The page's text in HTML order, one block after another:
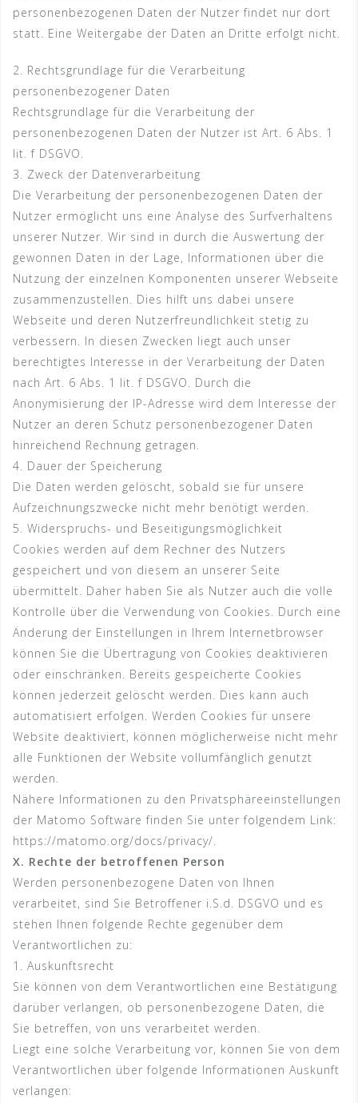
personenbezogenen Daten der Nutzer findet nur dort
statt. Eine Weitergabe der Daten an Dritte erfolgt nicht.
2. Rechtsgrundlage für die Verarbeitung
personenbezogener Daten
Rechtsgrundlage für die Verarbeitung der
personenbezogenen Daten der Nutzer ist Art. 6 Abs. 1
lit. f DSGVO.
3. Zweck der Datenverarbeitung
Die Verarbeitung der personenbezogenen Daten der
Nutzer ermöglicht uns eine Analyse des Surfverhaltens
unserer Nutzer. Wir sind in durch die Auswertung der
gewonnen Daten in der Lage, Informationen über die
Nutzung der einzelnen Komponenten unserer Webseite
zusammenzustellen. Dies hilft uns dabei unsere
Webseite und deren Nutzerfreundlichkeit stetig zu
verbessern. In diesen Zwecken liegt auch unser
berechtigtes Interesse in der Verarbeitung der Daten
nach Art. 6 Abs. 1 lit. f DSGVO. Durch die
Anonymisierung der IP-Adresse wird dem Interesse der
Nutzer an deren Schutz personenbezogener Daten
hinreichend Rechnung getragen.
4. Dauer der Speicherung
Die Daten werden gelöscht, sobald sie für unsere
Aufzeichnungszwecke nicht mehr benötigt werden.
5. Widerspruchs- und Beseitigungsmöglichkeit
Cookies werden auf dem Rechner des Nutzers
gespeichert und von diesem an unserer Seite
übermittelt. Daher haben Sie als Nutzer auch die volle
Kontrolle über die Verwendung von Cookies. Durch eine
Änderung der Einstellungen in Ihrem Internetbrowser
können Sie die Übertragung von Cookies deaktivieren
oder einschränken. Bereits gespeicherte Cookies
können jederzeit gelöscht werden. Dies kann auch
automatisiert erfolgen. Werden Cookies für unsere
Website deaktiviert, können möglicherweise nicht mehr
alle Funktionen der Website vollumfänglich genutzt
werden.
Nähere Informationen zu den Privatsphäreeinstellungen
der Matomo Software finden Sie unter folgendem Link:
https://matomo.org/docs/privacy/.
X. Rechte der betroffenen Person
Werden personenbezogene Daten von Ihnen
verarbeitet, sind Sie Betroffener i.S.d. DSGVO und es
stehen Ihnen folgende Rechte gegenüber dem
Verantwortlichen zu:
1. Auskunftsrecht
Sie können von dem Verantwortlichen eine Bestätigung
darüber verlangen, ob personenbezogene Daten, die
Sie betreffen, von uns verarbeitet werden.
Liegt eine solche Verarbeitung vor, können Sie von dem
Verantwortlichen über folgende Informationen Auskunft
verlangen: